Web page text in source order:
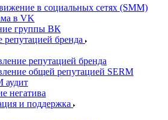
в социальных сетях (SMM)
в VK
группы ВК
репутацией бренда
репутацией бренда
общей репутацией SERM
аудит
негатива
и поддержка